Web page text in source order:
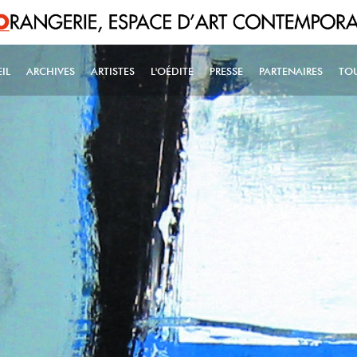
NAVIGATION
ARCHIVES ARTISTES L'OÉDITE PRESSE PARTENAIRES